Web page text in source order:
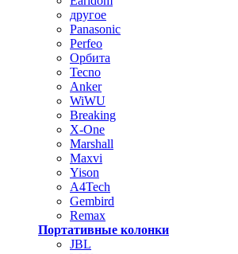
другое
Panasonic
Perfeo
Орбита
Tecno
Anker
WiWU
Breaking
X-One
Marshall
Maxvi
Yison
A4Tech
Gembird
Remax
Портативные колонки
JBL